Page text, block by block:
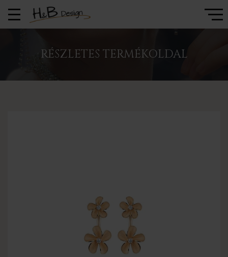
RÉSZLETES TERMÉKOLDAL